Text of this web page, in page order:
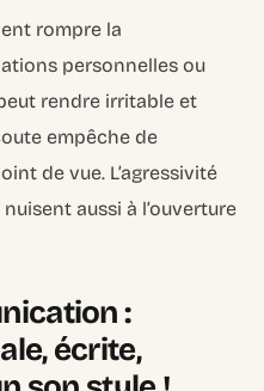
rompre la
personnelles ou
rendre irritable et
empêche de
de vue. L’agressivité
aussi à l’ouverture
:
écrite,